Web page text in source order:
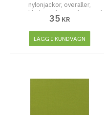
nylonjackor, overaller,
regnkläder och paraplyer. Tänk
på att rengöra och torka ytan
noggrant innan laglappen
fästes. Tvättbar upp till 30
grader
35 KR
LÄGG I KUNDVAGN